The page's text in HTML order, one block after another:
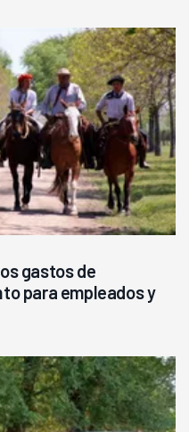
gastos de
para empleados y